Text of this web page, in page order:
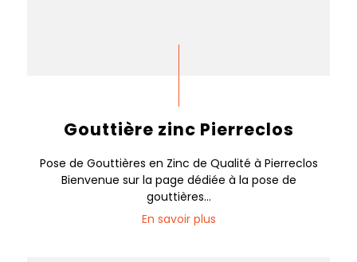
Gouttière zinc Pierreclos
Pose de Gouttières en Zinc de Qualité à Pierreclos
Bienvenue sur la page dédiée à la pose de
gouttières...
En savoir plus